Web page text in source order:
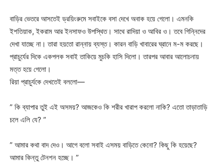
বাড়ির ভেতরে আসতেই ড্রয়িংরুমে সবাইকে বসা দেখে অবাক হয়ে গেলো। এমনকি
ইশতিয়াক, ইকরাম আর ইনসাফও উপস্থিত। সাথে রাদিয়া ও আবির ও। তবে গিন্নিদের
দেখা যাচ্ছে না। তারা হয়তো রান্নায় ব্যস্ত। কারন বাড়ি খাবারের ঘ্রানে ম-ম করছে।
প্রাচুর্যের দিকে একপলক সবাই তাকিয়ে মুচকি হাসি দিলো। তারপর আবার আলোচনায়
মত্ত হয়ে গেলো।
রিয়া প্রাচুর্যকে দেখতেই বললো—
” কি ব্যাপার তুই এই অসময়? আজকেও কি শরীর খারাপ করলো নাকি? এতো তাড়াতাড়ি
চলে এলি যে? ”
” আমার কথা বাদ দেও। আগে বলো সবাই এসময় বাড়িতে কেনো? কিছু কি হয়েছে?
আমার কিন্তু টেনশন হচ্ছে। ”